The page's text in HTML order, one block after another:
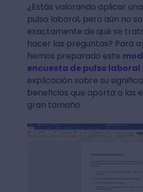
¿Estás valorando aplicar
pulso laboral, pero aún no
exactamente de qué se
hacer las preguntas? Para
hemos preparado este
encuesta de pulso laboral
explicación sobre su
beneficios que aporta a las
gran tamaño.